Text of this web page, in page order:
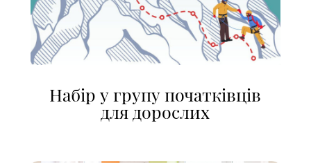
Набір у групу початківців
для дорослих